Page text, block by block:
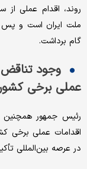
روند، اقدام عملی
ملت ایران است و پس
گام برداشت.
وجود
عملی برخی
رئیس جمهور همچنین
اقدامات عملی برخی
در عرصه بین‌المللی